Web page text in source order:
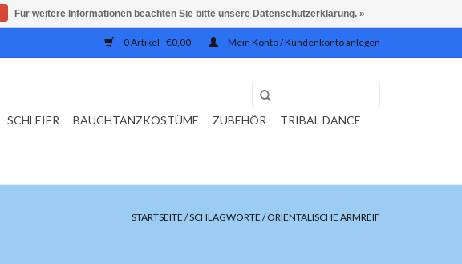
0 Artikel - €0,00 Mein Konto / Kundenkonto anlegen
SCHLEIER BAUCHTANZKOSTÜME ZUBEHÖR
TRIBAL DANCE
STARTSEITE /SCHLAGWORTE /ORIENTALISCHE ARMREIF
Für weitere Informationen beachten Sie bitte unsere Datenschutzerklärung. »